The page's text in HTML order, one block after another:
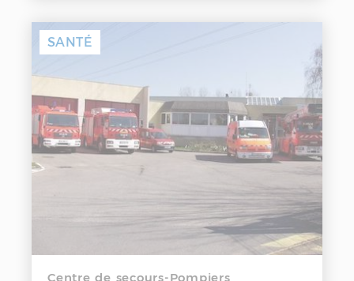
SANTÉ
Centre de secours-Pompiers